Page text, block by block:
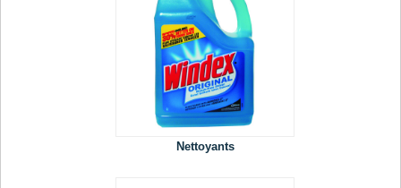
Nettoyants